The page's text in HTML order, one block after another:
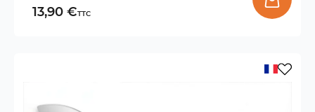
13,90 €TTC